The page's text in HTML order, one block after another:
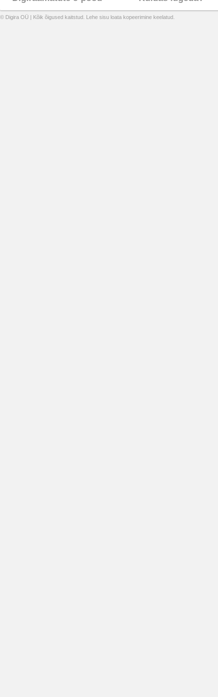
© Digira OÜ | Kõik õigused kaitstud. Lehe sisu loata kopeerimine keelatud.